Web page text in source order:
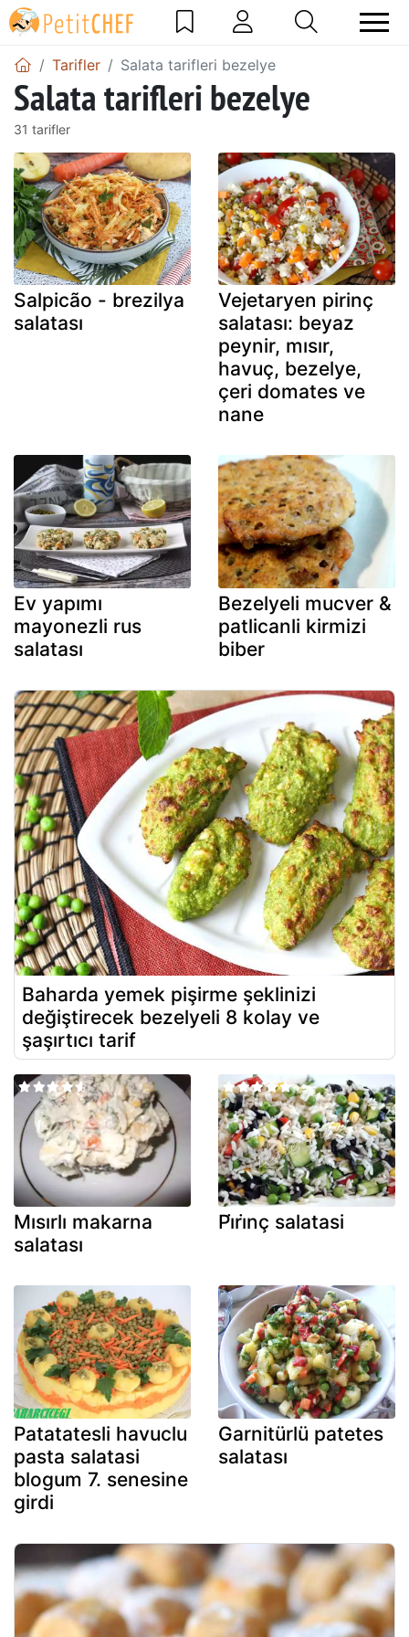
Tarifler Salata tarifleri bezelye
Salata tarifleri bezelye
31 tarifler
Salpicão - brezilya
salatası
Vejetaryen pirinç
salatası: beyaz
peynir, mısır,
havuç, bezelye,
çeri domates ve
nane
Ev yapımı
mayonezli rus
salatası
Bezelyeli mucver &
patlicanli kirmizi
biber
Baharda yemek pişirme şeklinizi
değiştirecek bezelyeli 8 kolay ve
şaşırtıcı tarif
Mısırlı makarna
salatası
Pi̇ri̇nç salatasi
Patatatesli havuclu
pasta salatasi
blogum 7. senesine
girdi
Garnitürlü patetes
salatası